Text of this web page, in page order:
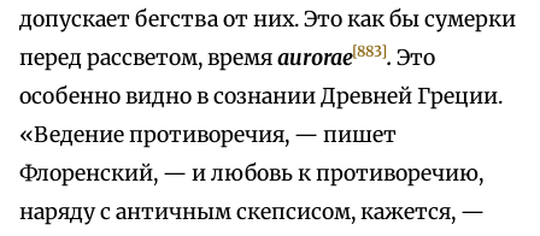
допускает бегства от них. Это как бы сумерки
перед рассветом, времяaurorae[883]. Это
особенно видно в сознании Древней Греции.
«Ведение противоречия, — пишет
Флоренский, — и любовь к противоречию,
наряду с античным скепсисом, кажется, —